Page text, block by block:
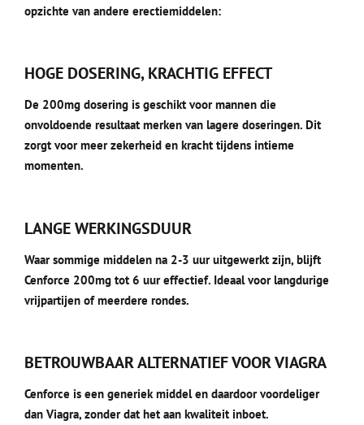
opzichte van andere erectiemiddelen:
HOGE DOSERING, KRACHTIG EFFECT
De 200mg dosering is geschikt voor mannen die
onvoldoende resultaat merken van lagere doseringen. Dit
zorgt voor meer zekerheid en kracht tijdens intieme
momenten.
LANGE WERKINGSDUUR
Waar sommige middelen na 2-3 uur uitgewerkt zijn, blijft
Cenforce 200mg tot 6 uur effectief. Ideaal voor langdurige
vrijpartijen of meerdere rondes.
BETROUWBAAR ALTERNATIEF VOOR VIAGRA
Cenforce is een generiek middel en daardoor voordeliger
dan Viagra, zonder dat het aan kwaliteit inboet.